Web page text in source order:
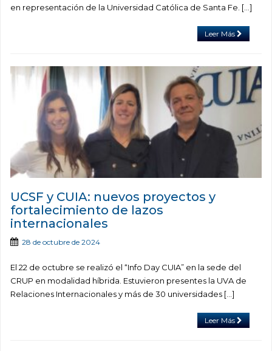
en representación de la Universidad Católica de Santa Fe. […]
Leer Más
UCSF y CUIA: nuevos proyectos y
fortalecimiento de lazos
internacionales
28 de octubre de 2024
El 22 de octubre se realizó el “Info Day CUIA” en la sede del
CRUP en modalidad híbrida. Estuvieron presentes la UVA de
Relaciones Internacionales y más de 30 universidades […]
Leer Más